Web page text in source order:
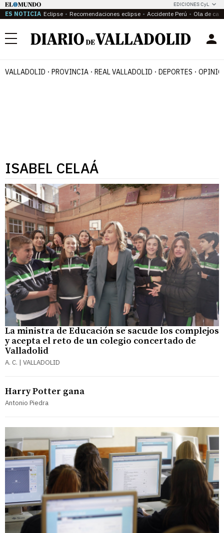
EDICIONES CyL
ES NOTICIA Eclipse Recomendaciones eclipse Accidente Perú Ola de
Menú
VALLADOLID PROVINCIA REAL VALLADOLID DEPORTES
ISABEL CELAÁ
La ministra de Educación se sacude los complejos
y acepta el reto de un colegio concertado de
Valladolid
A. C. | VALLADOLID
Harry Potter gana
Antonio Piedra